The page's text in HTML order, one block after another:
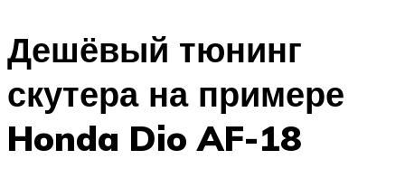
Дешёвый тюнинг
скутера на примере
Honda Dio AF-18